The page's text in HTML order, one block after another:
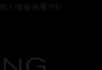
個人情報保護方針